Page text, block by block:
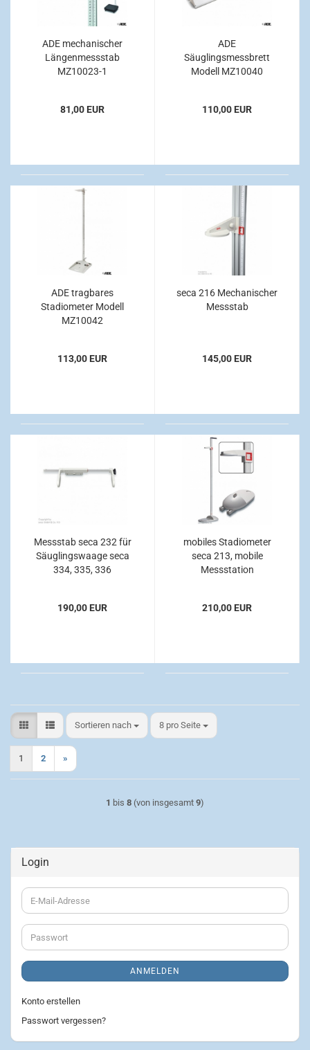
ADE mechanischer
Längenmessstab
MZ10023-1
81,00 EUR
ADE
Säuglingsmessbrett
Modell MZ10040
110,00 EUR
ADE tragbares
Stadiometer Modell
MZ10042
113,00 EUR
seca 216 Mechanischer
Messstab
145,00 EUR
Messstab seca 232 für
Säuglingswaage seca
334, 335, 336
190,00 EUR
mobiles Stadiometer
seca 213, mobile
Messstation
210,00 EUR
Sortieren nach
Sortieren nach 8 pro Seite
pro Seite
1 2 »
1 bis 8 (von insgesamt 9)
Login
E-
Mail-
Adresse
Passwort
ANMELDEN
Konto erstellen
Passwort vergessen?